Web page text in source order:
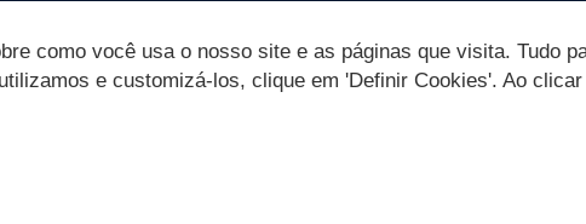
como você usa o nosso site e as páginas que visita. Tudo
e customizá-los, clique em 'Definir Cookies'. Ao